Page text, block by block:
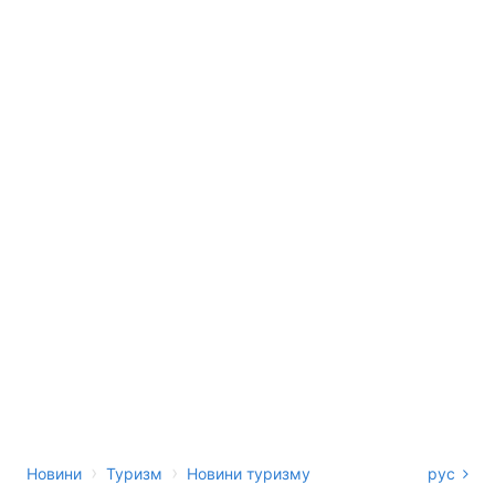
Новини › Туризм › Новини туризму рус